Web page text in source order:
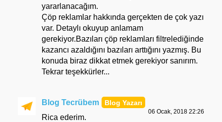
yararlanacağım.
Çöp reklamlar hakkında gerçekten de çok yazı
var. Detaylı okuyup anlamam
gerekiyor.Bazıları çöp reklamları filtrelediğinde
kazancı azaldığını bazıları arttığını yazmış. Bu
konuda biraz dikkat etmek gerekiyor sanırım.
Tekrar teşekkürler...
Blog Tecrübem
06 Ocak, 2018 22:26
Rica ederim.